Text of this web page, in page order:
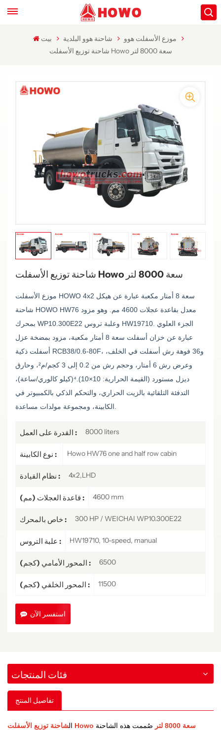
بيت شاحنة هوو البلدية
موزع الأسفلت هوو
شاحنة توزيع الأسفلت Howo سعة 8000 لتر
شاحنة توزيع الأسفلت Howo سعة 8000 لتر
موزع الأسفلت HOWO 4x2 سعة 8 أمتار مكعبة عبارة عن هيكل
شاحنة HOWO HW76 معدل بقاعدة عجلات 4600 مم. وهو مزود
بمحرك WP10.300E22 وعلبة تروس HW19710. الجزء العلوي
عبارة عن خزان أسفلت سعة 8 أمتار مكعبة، مزود بمضخة عزل
أسفلت ذكية RCB38/0.6-80F، و36 فوهة رش أسفلت في الخلف،
وعرض رش 6 أمتار، وحجم رش من 0.2 إلى 3 كجم/م²، وحارق
ديزل مستورد (القيمة الحرارية: 10×10).
⁴(كيلو كالوري/ساعة)،
التدفئة التلقائية بالزيت الحراري، والتحكم الذكي بالكمبيوتر في
القدرة على العمل : 8000 liters
نوع الكابينة : Howo HW76 one and half row cabin
نظام القيادة : 4x2,LHD
قاعدة العجلات (مم) : 4600 mm
خاص بالمحرك : 300 HP / WEICHAI WP10.300E22
علبة التروس : HW19710, 10-speed, manual
المحور الأمامي (كجم) : 6500
المحور الخلفي (كجم) : 11500
استفسر الآن
فئات المنتجات
تفاصيل المنتج
ال شاحنة توزيع الأسفلت Howo سعة 8000 لتر
صُممت هذه الشاحنة